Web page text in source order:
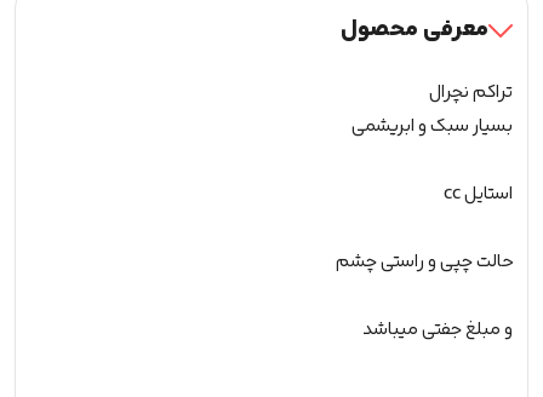
507)
معرفی محصول
تراکم نچرال
بسیار سبک و ابریشمی
استایل cc
حالت چپی و راستی چشم
و مبلغ جفتی میباشد